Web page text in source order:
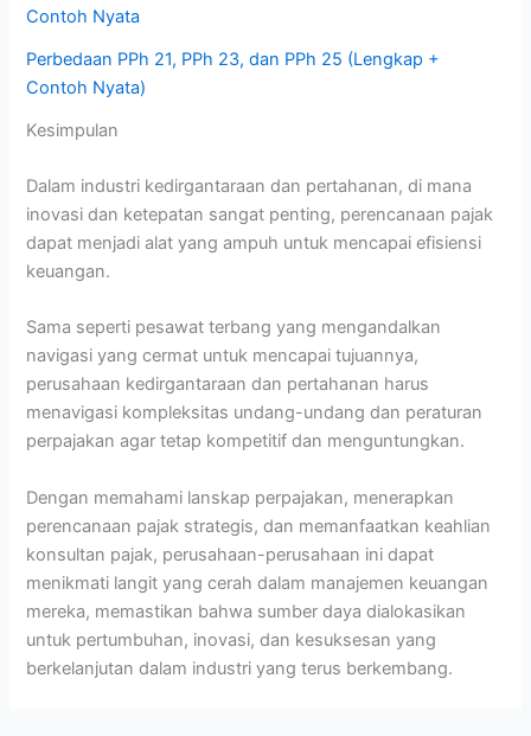
Contoh Nyata
Perbedaan PPh 21, PPh 23, dan PPh 25 (Lengkap +
Contoh Nyata)
Kesimpulan
Dalam industri kedirgantaraan dan pertahanan, di mana
inovasi dan ketepatan sangat penting, perencanaan pajak
dapat menjadi alat yang ampuh untuk mencapai efisiensi
keuangan.
Sama seperti pesawat terbang yang mengandalkan
navigasi yang cermat untuk mencapai tujuannya,
perusahaan kedirgantaraan dan pertahanan harus
menavigasi kompleksitas undang-undang dan peraturan
perpajakan agar tetap kompetitif dan menguntungkan.
Dengan memahami lanskap perpajakan, menerapkan
perencanaan pajak strategis, dan memanfaatkan keahlian
konsultan pajak, perusahaan-perusahaan ini dapat
menikmati langit yang cerah dalam manajemen keuangan
mereka, memastikan bahwa sumber daya dialokasikan
untuk pertumbuhan, inovasi, dan kesuksesan yang
berkelanjutan dalam industri yang terus berkembang.